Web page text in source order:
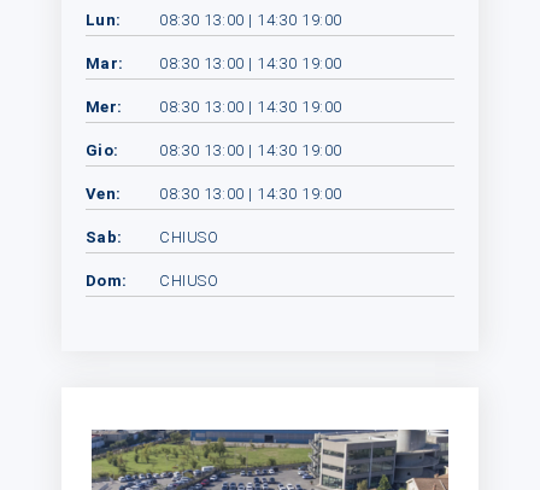
Lun: 08:30 13:00 | 14:30 19:00
Mar: 08:30 13:00 | 14:30 19:00
Mer: 08:30 13:00 | 14:30 19:00
Gio: 08:30 13:00 | 14:30 19:00
Ven: 08:30 13:00 | 14:30 19:00
Sab: CHIUSO
Dom: CHIUSO